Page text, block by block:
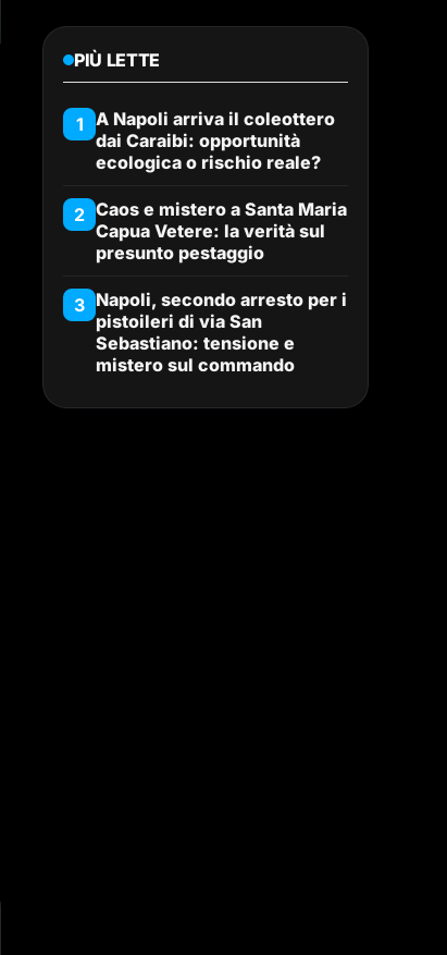
PIÙ LETTE
1 A Napoli arriva il coleottero
dai Caraibi: opportunità
ecologica o rischio reale?
2 Caos e mistero a Santa Maria
Capua Vetere: la verità sul
presunto pestaggio
3 Napoli, secondo arresto per i
pistoileri di via San
Sebastiano: tensione e
mistero sul commando